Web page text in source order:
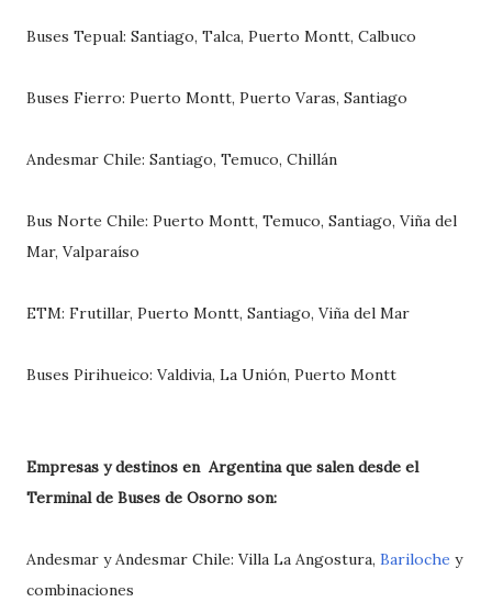
Buses Tepual: Santiago, Talca, Puerto Montt, Calbuco
Buses Fierro: Puerto Montt, Puerto Varas, Santiago
Andesmar Chile: Santiago, Temuco, Chillán
Bus Norte Chile: Puerto Montt, Temuco, Santiago, Viña del
Mar, Valparaíso
ETM: Frutillar, Puerto Montt, Santiago, Viña del Mar
Buses Pirihueico: Valdivia, La Unión, Puerto Montt
Empresas y destinos en Argentina que salen desde el
Terminal de Buses de Osorno son:
Andesmar y Andesmar Chile: Villa La Angostura, Bariloche y
combinaciones